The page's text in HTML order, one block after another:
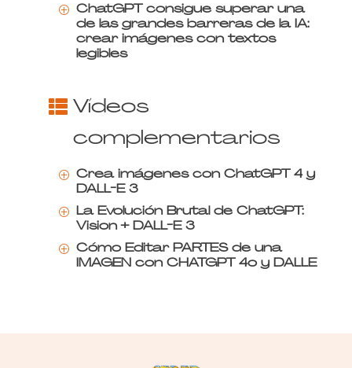
P
ChatGPT consigue superar una
de las grandes barreras de la IA:
crear imágenes con textos
legibles
Vídeos
complementarios
P
Crea imágenes con ChatGPT 4 y
DALL-E 3
P
La Evolución Brutal de ChatGPT:
Vision + DALL-E 3
P
Cómo Editar PARTES de una
IMAGEN con CHATGPT 4o y DALLE